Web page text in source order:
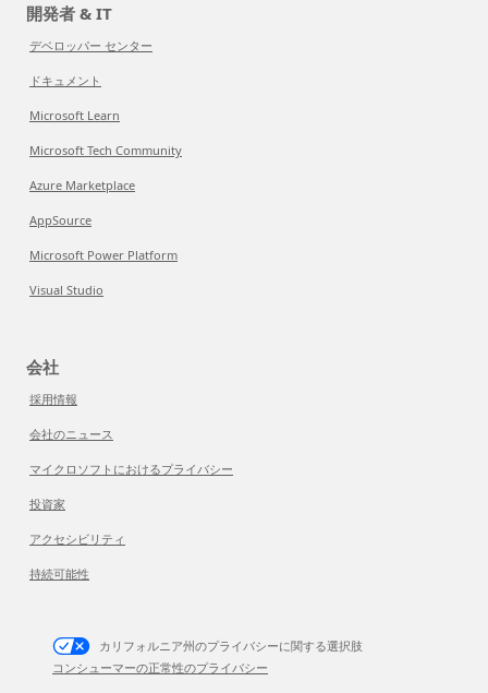
開発者 & IT
デベロッパー センター
ドキュメント
Microsoft Learn
Microsoft Tech Community
Azure Marketplace
AppSource
Microsoft Power Platform
Visual Studio
会社
採用情報
会社のニュース
マイクロソフトにおけるプライバシー
投資家
アクセシビリティ
持続可能性
カリフォルニア州のプライバシーに関する選択肢
コンシューマーの正常性のプライバシー